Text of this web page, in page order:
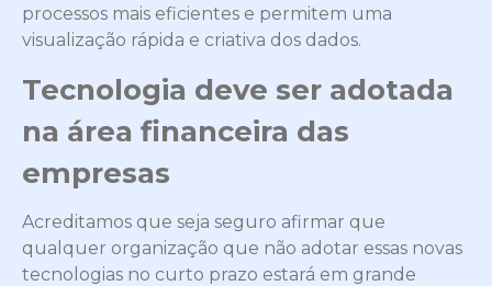
processos mais eficientes e permitem uma
visualização rápida e criativa dos dados.
Tecnologia deve ser adotada
na área financeira das
empresas
Acreditamos que seja seguro afirmar que
qualquer organização que não adotar essas novas
tecnologias no curto prazo estará em grande